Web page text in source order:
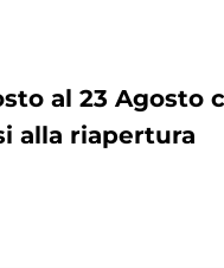
al 23 Agosto
alla riapertura